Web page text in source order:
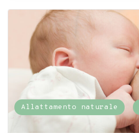
Allattamento naturale